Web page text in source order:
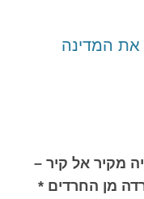
את המדינה
מקיר אל קיר –
מן החרדים *